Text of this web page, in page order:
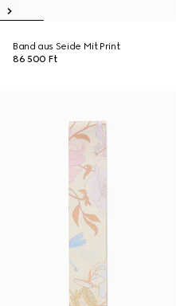
Band aus Seide Mit Print
86 500 Ft